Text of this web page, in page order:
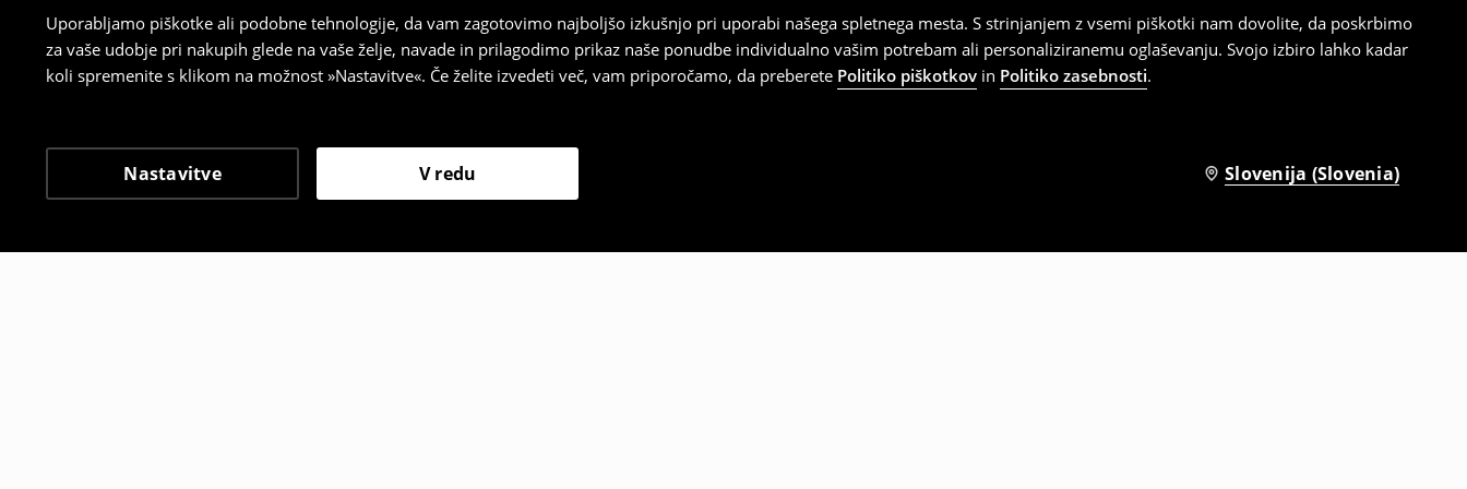
Uporabljamo piškotke ali podobne tehnologije, da vam zagotovimo najboljšo izkušnjo pri uporabi našega spletnega mesta. S strinjanjem z vsemi piškotki nam dovolite, da poskrbimo
za vaše udobje pri nakupih glede na vaše želje, navade in prilagodimo prikaz naše ponudbe individualno vašim potrebam ali personaliziranemu oglaševanju. Svojo izbiro lahko kadar
koli spremenite s klikom na možnost »Nastavitve«. Če želite izvedeti več, vam priporočamo, da preberete Politiko piškotkov in Politiko zasebnosti.
Nastavitve V redu Slovenija (Slovenia)